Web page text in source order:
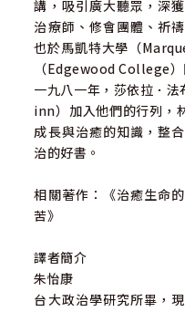
振的苦難與創傷，都是
講，吸引廣大聽眾，深
治療師、修會團體、祈
也於馬凱特大學（
（Edgewood College）
一九八一年，莎依拉．
inn）加入他們的行列，
成長與治癒的知識，整
治的好書。
相關著作：《治癒生命
苦》
譯者簡介
朱怡康
台大政治學研究所畢，